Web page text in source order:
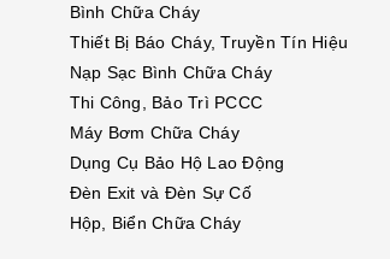
Bình Chữa Cháy
Thiết Bị Báo Cháy, Truyền Tín Hiệu
Nạp Sạc Bình Chữa Cháy
Thi Công, Bảo Trì PCCC
Máy Bơm Chữa Cháy
Dụng Cụ Bảo Hộ Lao Động
Đèn Exit và Đèn Sự Cố
Hộp, Biển Chữa Cháy